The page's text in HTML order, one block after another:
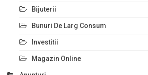
Bijuterii
Bunuri De Larg Consum
Investitii
Magazin Online